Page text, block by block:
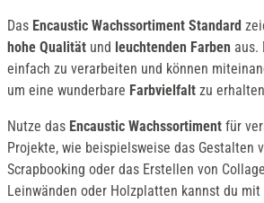
Das Encaustic Wachssortiment Standard
hohe Qualität und leuchtenden Farben aus.
einfach zu verarbeiten und können
um eine wunderbare Farbvielfalt zu
Nutze das Encaustic Wachssortiment für
Projekte, wie beispielsweise das Gestalten
Scrapbooking oder das Erstellen von
Leinwänden oder Holzplatten kannst du mit